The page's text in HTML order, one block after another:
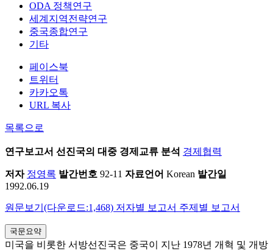
ODA 정책연구
세계지역전략연구
중국종합연구
기타
페이스북
트위터
카카오톡
URL 복사
목록으로
연구보고서 선진국의 대중 경제교류 분석 경제협력
저자 정영록 발간번호 92-11 자료언어 Korean 발간일
1992.06.19
원문보기(다운로드:1,468) 저자별 보고서 주제별 보고서
국문요약
미국을 비롯한 서방선진국은 중국이 지난 1978년 개혁 및 개방